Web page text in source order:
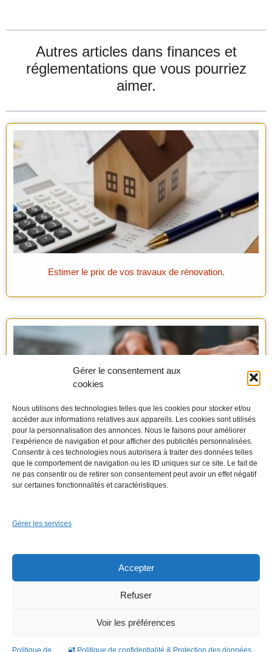
Gérer le consentement aux
cookies
Nous utilisons des technologies telles que les cookies pour stocker et/ou
accéder aux informations relatives aux appareils. Les cookies sont utilisés
pour la personnalisation des annonces. Nous le faisons pour améliorer
l’expérience de navigation et pour afficher des publicités personnalisées.
Consentir à ces technologies nous autorisera à traiter des données telles
que le comportement de navigation ou les ID uniques sur ce site. Le fait de
ne pas consentir ou de retirer son consentement peut avoir un effet négatif
sur certaines fonctionnalités et caractéristiques.
Gérer les services
Accepter
Refuser
Voir les préférences
Politique de 🔐 Politique de confidentialité & Protection des données
Autres articles dans finances et
réglementationsque vous pourriez
aimer.
Estimer le prix de vos travaux de rénovation.
Financer ses travaux à moindre coût.